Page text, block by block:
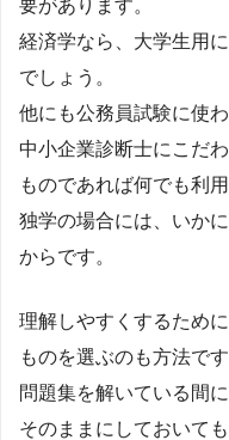
要があります。
経済学なら、大学生用
でしょう。
他にも公務員試験に使
中小企業診断士にこだ
ものであれば何でも利
独学の場合には、いか
からです。
理解しやすくするため
ものを選ぶのも方法です
問題集を解いている間
そのままにしておいて